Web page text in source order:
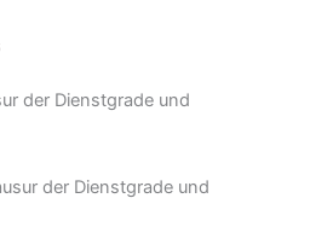
der Dienstgrade und